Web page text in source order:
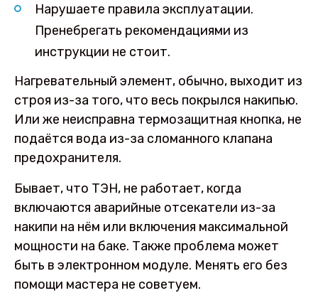
Нарушаете правила эксплуатации.
Пренебрегать рекомендациями из
инструкции не стоит.
Нагревательный элемент, обычно, выходит из
строя из-за того, что весь покрылся накипью.
Или же неисправна термозащитная кнопка, не
подаётся вода из-за сломанного клапана
предохранителя.
Бывает, что ТЭН, не работает, когда
включаются аварийные отсекатели из-за
накипи на нём или включения максимальной
мощности на баке. Также проблема может
быть в электронном модуле. Менять его без
помощи мастера не советуем.